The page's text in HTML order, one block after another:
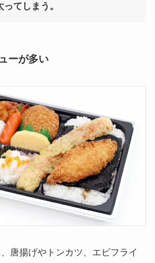
ってしまう。
ーが多い
唐揚げやトンカツ、エビフライ